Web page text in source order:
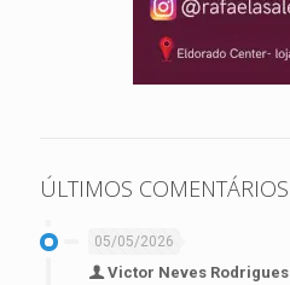
ÚLTIMOS COMENTÁRIOS
05/05/2026
Victor Neves Rodrigues